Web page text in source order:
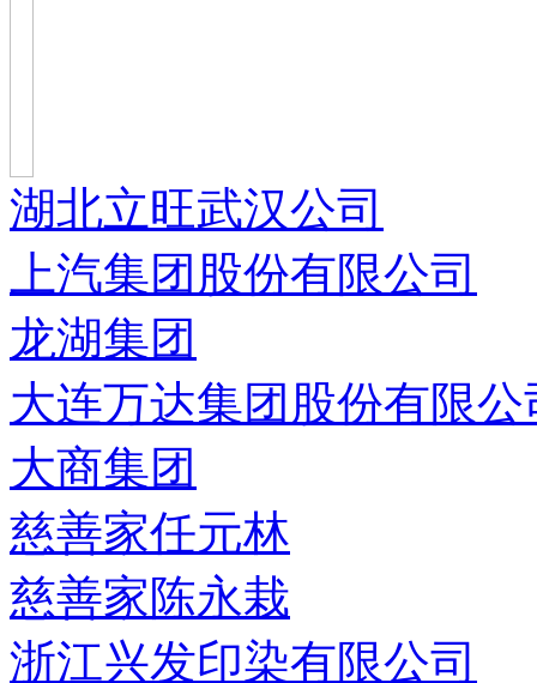
湖北立旺武汉公司
上汽集团股份有限公司
龙湖集团
大连万达集团股份有限公
大商集团
慈善家任元林
慈善家陈永栽
浙江兴发印染有限公司